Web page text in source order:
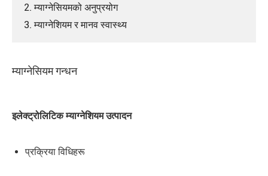
2. म्याग्नेसियमको अनुप्रयोग
3. म्याग्नेशियम र मानव स्वास्थ्य
म्याग्नेसियम गन्धन
इलेक्ट्रोलिटिक म्याग्नेशियम उत्पादन
प्रक्रिया विधिहरू